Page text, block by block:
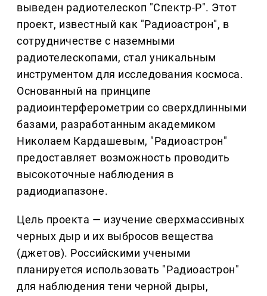
выведен радиотелескоп "Спектр-Р". Этот
проект, известный как "Радиоастрон", в
сотрудничестве с наземными
радиотелескопами, стал уникальным
инструментом для исследования космоса.
Основанный на принципе
радиоинтерферометрии со сверхдлинными
базами, разработанным академиком
Николаем Кардашевым, "Радиоастрон"
предоставляет возможность проводить
высокоточные наблюдения в
радиодиапазоне.
Цель проекта — изучение сверхмассивных
черных дыр и их выбросов вещества
(джетов). Российскими учеными
планируется использовать "Радиоастрон"
для наблюдения тени черной дыры,